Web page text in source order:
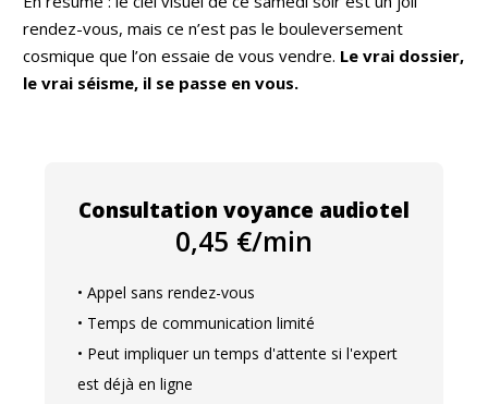
rendez-vous, mais ce n’est pas le bouleversement
cosmique que l’on essaie de vous vendre. Le vrai dossier,
le vrai séisme, il se passe en vous.
Consultation voyance audiotel
0,45 €/min
• Appel sans rendez-vous
• Temps de communication limité
• Peut impliquer un temps d'attente si l'expert
est déjà en ligne